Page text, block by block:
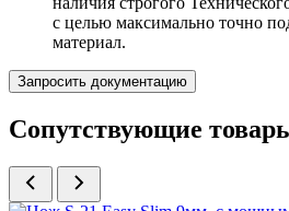
с целью максимально точно
материал.
Запросить документацию
Сопутствующие